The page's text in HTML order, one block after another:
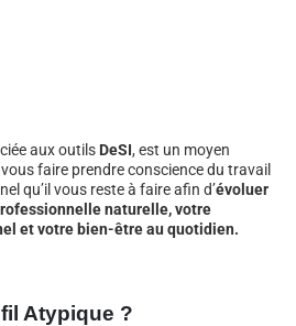
aux outils DeSI, est un moyen
faire prendre conscience du travail
qu’il vous reste à faire afin d’évoluer
naturelle, votre
et votre bien-être au quotidien.
Atypique ?